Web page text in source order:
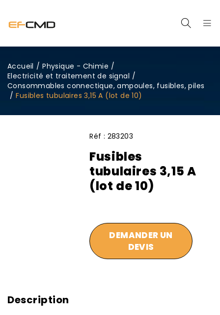
Accueil / Physique - Chimie /
Electricité et traitement de signal /
Consommables connectique, ampoules, fusibles, piles
/ Fusibles tubulaires 3,15 A (lot de 10)
Réf : 283203
Fusibles
tubulaires 3,15 A
(lot de 10)
DEMANDER UN
DEVIS
Description